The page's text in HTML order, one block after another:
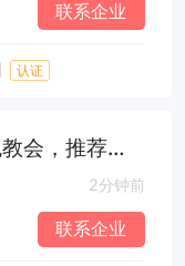
联系企业
认证
永城壹舍室内设计师培训（包教会，推荐就业！）
2分钟前
联系企业